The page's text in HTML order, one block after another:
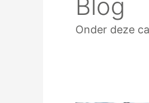
Blog
Onder deze